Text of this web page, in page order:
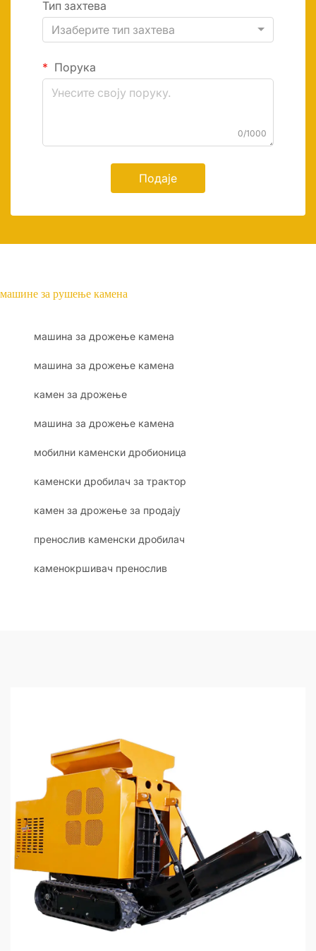
Тип захтева
Изаберите тип захтева
Порука
0/1000
Подаје
машине за рушење камена
машина за дрожење камена
машина за дрожење камена
камен за дрожење
машина за дрожење камена
мобилни каменски дробионица
каменски дробилач за трактор
камен за дрожење за продају
пренослив каменски дробилач
каменокршивач пренослив